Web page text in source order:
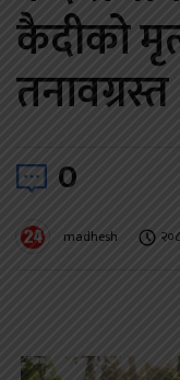
कैदीको
तनावग्रस्त
0
madhesh